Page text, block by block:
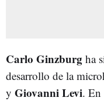
Carlo Ginzburg ha
desarrollo de la
y GiovanniLevi. En